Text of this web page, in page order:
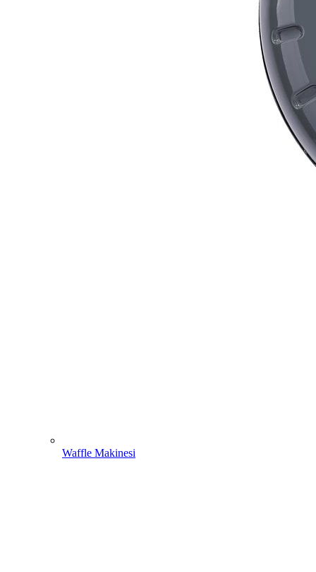
Waffle Makinesi